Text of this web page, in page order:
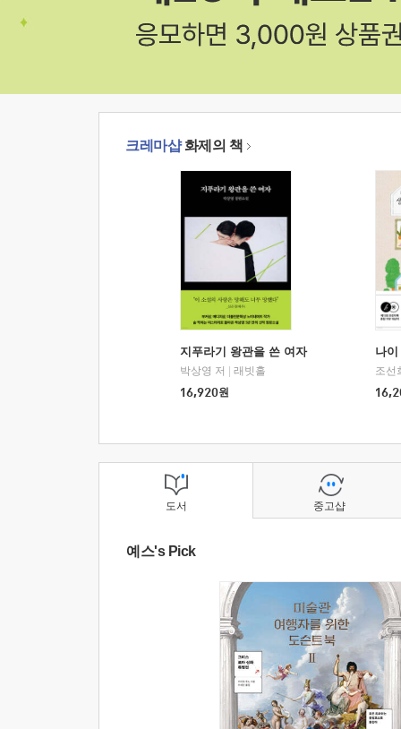
크레마샵화제의 책
지푸라기 왕관을 쓴 여자
박상영 저
래빗홀
16,920원
나
조선
도서
예스's Pick
중고샵